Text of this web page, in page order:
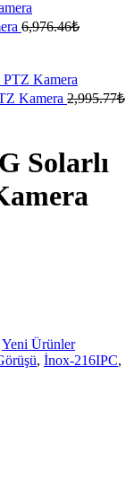
6,976.46₺Orijinal
Kamera 2,995.77₺
Solarlı
Yeni Ürünler
, İnox-216IPC,